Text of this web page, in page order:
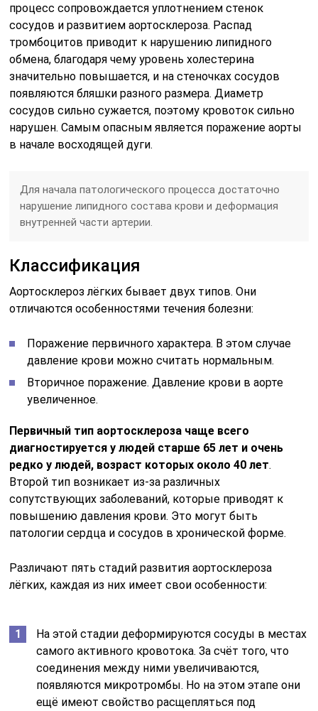
процесс сопровождается уплотнением стенок
сосудов и развитием аортосклероза. Распад
тромбоцитов приводит к нарушению липидного
обмена, благодаря чему уровень холестерина
значительно повышается, и на стеночках сосудов
появляются бляшки разного размера. Диаметр
сосудов сильно сужается, поэтому кровоток сильно
нарушен. Самым опасным является поражение аорты
в начале восходящей дуги.
Для начала патологического процесса достаточно
нарушение липидного состава крови и деформация
внутренней части артерии.
Классификация
Аортосклероз лёгких бывает двух типов. Они
отличаются особенностями течения болезни:
Поражение первичного характера. В этом случае
давление крови можно считать нормальным.
Вторичное поражение. Давление крови в аорте
увеличенное.
Первичный тип аортосклероза чаще всего
диагностируется у людей старше 65 лет и очень
редко у людей, возраст которых около 40 лет.
Второй тип возникает из-за различных
сопутствующих заболеваний, которые приводят к
повышению давления крови. Это могут быть
патологии сердца и сосудов в хронической форме.
Различают пять стадий развития аортосклероза
лёгких, каждая из них имеет свои особенности:
На этой стадии деформируются сосуды в местах
самого активного кровотока. За счёт того, что
соединения между ними увеличиваются,
появляются микротромбы. Но на этом этапе они
ещё имеют свойство расщепляться под